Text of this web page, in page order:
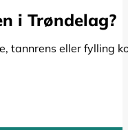
en rotfylling,
i Trøndelag?
tannrens eller fylling